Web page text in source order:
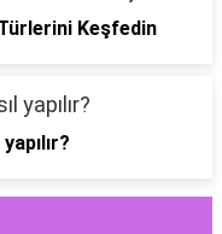
Keşfedin